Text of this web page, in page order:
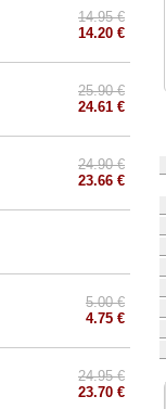
14.95 €
14.20 €
25.90 €
24.61 €
24.90 €
23.66 €
5.00 €
4.75 €
24.95 €
23.70 €